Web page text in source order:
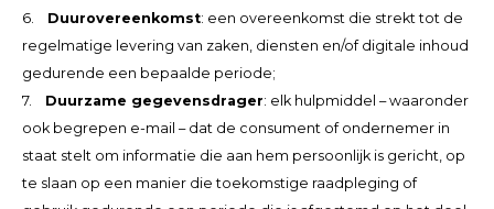
PLN
SGD
ZAR
SEK
6. Duurovereenkomst: een overeenkomst die strekt tot de
regelmatige levering van zaken, diensten en/of digitale inhoud
gedurende een bepaalde periode;
7. Duurzame gegevensdrager: elk hulpmiddel – waaronder
ook begrepen e-mail – dat de consument of ondernemer in
staat stelt om informatie die aan hem persoonlijk is gericht, op
te slaan op een manier die toekomstige raadpleging of